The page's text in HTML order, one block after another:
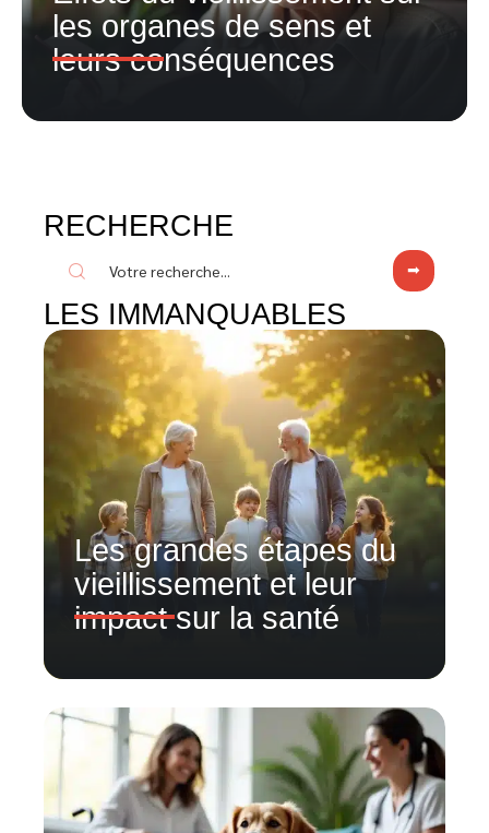
les organes de sens et
leurs conséquences
RECHERCHE
LES IMMANQUABLES
Les grandes étapes du
vieillissement et leur
impact sur la santé